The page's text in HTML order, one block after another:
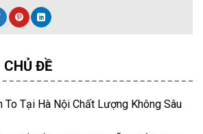
CHỦ ĐỀ
To Tại Hà Nội Chất Lượng Không Sâu